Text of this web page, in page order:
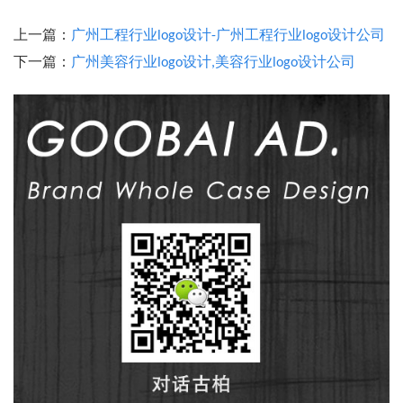
上一篇： 广州工程行业logo设计-广州工程行业logo设计公司
下一篇： 广州美容行业logo设计,美容行业logo设计公司